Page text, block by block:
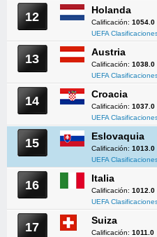
12 Holanda
Calificación: 1054.0
UEFA
13 Austria
Calificación: 1038.0
UEFA
14 Croacia
Calificación: 1037.0
UEFA
15 Eslovaquia
Calificación: 1013.0
UEFA
16 Italia
Calificación: 1012.0
UEFA
17 Suiza
Calificación: 1011.0